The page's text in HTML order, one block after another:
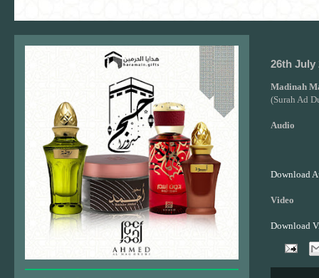
26th July
Madinah
(Surah Ad
Audio
Download
Video
Download